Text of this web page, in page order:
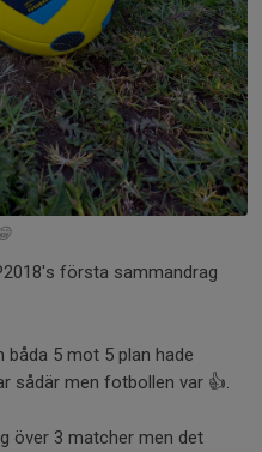
första sammandrag
båda 5 mot 5 plan hade
sådär men fotbollen var 👍.
över 3 matcher men det